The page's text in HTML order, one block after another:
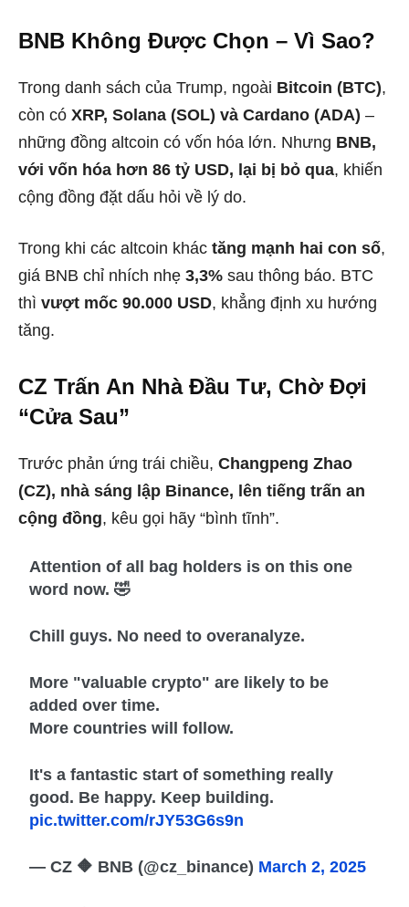
BNB Không Được Chọn – Vì Sao?
Trong danh sách của Trump, ngoài Bitcoin (BTC),
còn có XRP, Solana (SOL) và Cardano (ADA) –
những đồng altcoin có vốn hóa lớn. Nhưng BNB,
với vốn hóa hơn 86 tỷ USD, lại bị bỏ qua, khiến
cộng đồng đặt dấu hỏi về lý do.
Trong khi các altcoin khác tăng mạnh hai con số,
giá BNB chỉ nhích nhẹ 3,3% sau thông báo. BTC
thì vượt mốc 90.000 USD, khẳng định xu hướng
tăng.
CZ Trấn An Nhà Đầu Tư, Chờ Đợi
“Cửa Sau”
Trước phản ứng trái chiều, Changpeng Zhao
(CZ), nhà sáng lập Binance, lên tiếng trấn an
cộng đồng, kêu gọi hãy “bình tĩnh”.
Attention of all bag holders is on this one
word now. 🤣
Chill guys. No need to overanalyze.
More "valuable crypto" are likely to be
added over time.
More countries will follow.
It's a fantastic start of something really
good. Be happy. Keep building.
pic.twitter.com/rJY53G6s9n
— CZ 🔶 BNB (@cz_binance) March 2, 2025